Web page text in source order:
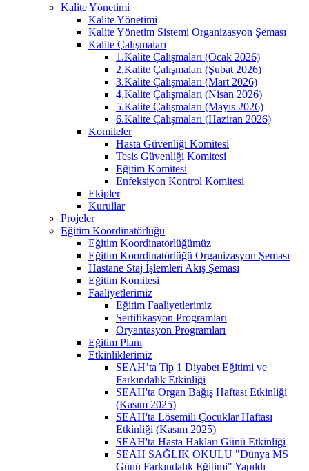
Kalite Yönetimi
Kalite Yönetimi
Kalite Yönetim Sistemi Organizasyon Şeması
Kalite Çalışmaları
1.Kalite Çalışmaları (Ocak 2026)
2.Kalite Çalışmaları (Şubat 2026)
3.Kalite Çalışmaları (Mart 2026)
4.Kalite Çalışmaları (Nisan 2026)
5.Kalite Çalışmaları (Mayıs 2026)
6.Kalite Çalışmaları (Haziran 2026)
Komiteler
Hasta Güvenliği Komitesi
Tesis Güvenliği Komitesi
Eğitim Komitesi
Enfeksiyon Kontrol Komitesi
Ekipler
Kurullar
Projeler
Eğitim Koordinatörlüğü
Eğitim Koordinatörlüğümüz
Eğitim Koordinatörlüğü Organizasyon Şeması
Hastane Staj İşlemleri Akış Şeması
Eğitim Komitesi
Faaliyetlerimiz
Eğitim Faaliyetlerimiz
Sertifikasyon Programları
Oryantasyon Programları
Eğitim Planı
Etkinliklerimiz
SEAH’ta Tip 1 Diyabet Eğitimi ve
Farkındalık Etkinliği
SEAH'ta Organ Bağış Haftası Etkinliği
(Kasım 2025)
SEAH'ta Lösemili Çocuklar Haftası
Etkinliği (Kasım 2025)
SEAH'ta Hasta Hakları Günü Etkinliği
SEAH SAĞLIK OKULU "Dünya MS
Günü Farkındalık Eğitimi" Yapıldı